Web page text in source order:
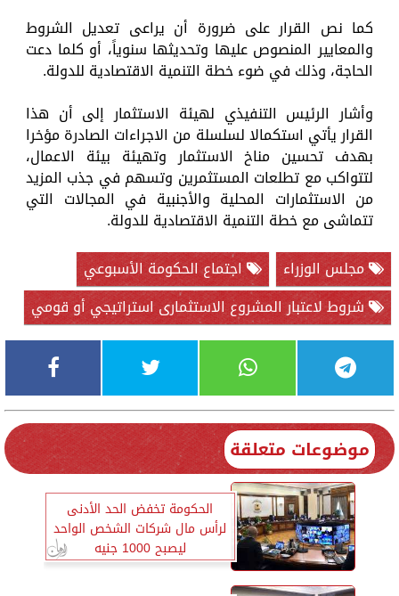
كما نص القرار على ضرورة أن يراعى تعديل الشروط
والمعايير المنصوص عليها وتحديثها سنوياً، أو كلما دعت
الحاجة، وذلك في ضوء خطة التنمية الاقتصادية للدولة.
وأشار الرئيس التنفيذي لهيئة الاستثمار إلى أن هذا
القرار يأتي استكمالا لسلسلة من الاجراءات الصادرة مؤخرا
بهدف تحسين مناخ الاستثمار وتهيئة بيئة الاعمال،
لتتواكب مع تطلعات المستثمرين وتسهم في جذب المزيد
من الاستثمارات المحلية والأجنبية في المجالات التي
تتماشى مع خطة التنمية الاقتصادية للدولة.
مجلس الوزراء
اجتماع الحكومة الأسبوعي
شروط لاعتبار المشروع الاستثمارى استراتيجي أو قومي
موضوعات متعلقة
الحكومة تخفض الحد الأدنى
لرأس مال شركات الشخص الواحد
ليصبح 1000 جنيه